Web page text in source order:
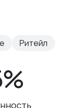
Ритейл